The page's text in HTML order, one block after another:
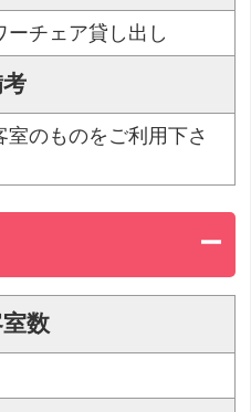
チェア貸し出し
のものをご利用下さ
数